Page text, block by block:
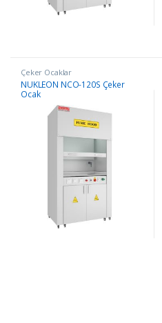
Çeker Ocaklar
NÜKLEON NCO-120S Çeker
Ocak